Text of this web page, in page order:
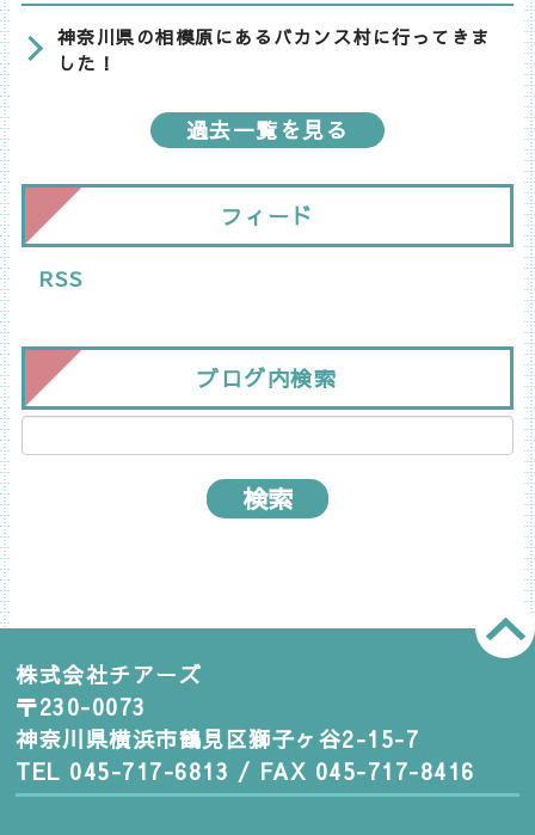
神奈川県の相模原にあるバカンス村に行ってきま
した！
過去一覧を見る
フィード
RSS
ブログ内検索
株式会社チアーズ
〒230-0073
神奈川県横浜市鶴見区獅子ヶ谷2-15-7
TEL 045-717-6813 / FAX 045-717-8416